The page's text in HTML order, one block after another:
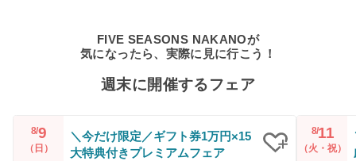
FIVE SEASONS NAKANOが
気になったら、実際に見に行こう！
週末に開催するフェア
8/9
（日）
＼今だけ限定／ギフト券1万円×15
大特典付きプレミアムフェア
8/11
（火・祝）